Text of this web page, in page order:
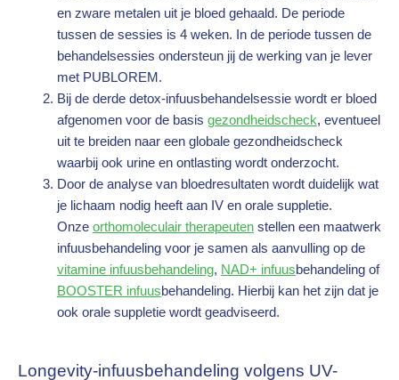
en zware metalen uit je bloed gehaald. De periode
tussen de sessies is 4 weken. In de periode tussen de
behandelsessies ondersteun jij de werking van je lever
met PUBLOREM.
Bij de derde detox-infuusbehandelsessie wordt er bloed
afgenomen voor de basis gezondheidscheck, eventueel
uit te breiden naar een globale gezondheidscheck
waarbij ook urine en ontlasting wordt onderzocht.
Door de analyse van bloedresultaten wordt duidelijk wat
je lichaam nodig heeft aan IV en orale suppletie.
Onze orthomoleculair therapeutenstellen een maatwerk
infuusbehandeling voor je samen als aanvulling op de
vitamine infuusbehandeling, NAD+ infuusbehandeling of
BOOSTER infuusbehandeling. Hierbij kan het zijn dat je
ook orale suppletie wordt geadviseerd.
Longevity-infuusbehandeling volgens UV-